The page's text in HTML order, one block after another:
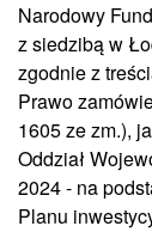
Narodowy
z siedzibą w
zgodnie z
Prawo
1605 ze zm.),
Oddział
2024 - na
Planu